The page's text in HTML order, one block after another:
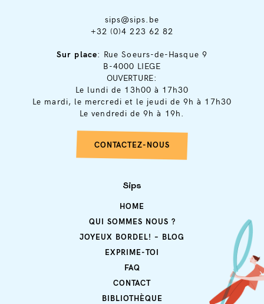
sips@sips.be
+32 (0)4 223 62 82
Sur place: Rue Soeurs-de-Hasque 9
B-4000 LIEGE
OUVERTURE:
Le lundi de 13h00 à 17h30
Le mardi, le mercredi et le jeudi de 9h à 17h30
Le vendredi de 9h à 19h.
CONTACTEZ-NOUS
Sips
HOME
QUI SOMMES NOUS ?
JOYEUX BORDEL! – BLOG
EXPRIME-TOI
FAQ
CONTACT
BIBLIOTHÈQUE